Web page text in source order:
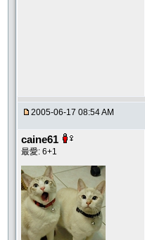
2005-06-17 08:54 AM
caine61
最愛: 6+1